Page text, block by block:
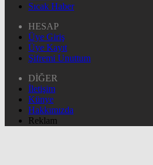
Sıcak Haber
HESAP
Üye Giriş
Üye Kayıt
Şifremi Unuttum
DİĞER
İletişim
Künye
Hakkımızda
Reklam